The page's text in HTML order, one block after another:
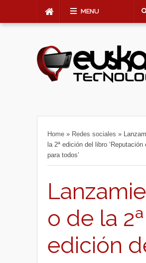
MENU
Home » Redes sociales »
la 2ª edición del libro ‘Reputación
para todos’
o de la 2ª
edición